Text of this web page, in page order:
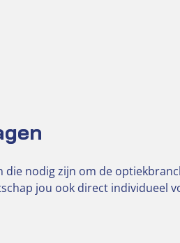
die nodig zijn om de
jou ook direct individueel